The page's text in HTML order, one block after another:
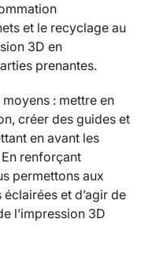
et le recyclage au
3D en
prenantes.
: mettre en
créer des guides et
en avant les
renforçant
permettons aux
et d’agir de
l’impression 3D